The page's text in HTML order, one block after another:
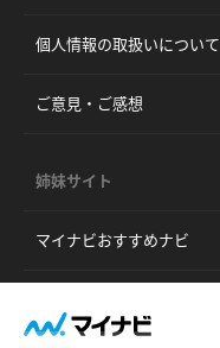
個人情報の取扱いについて
ご意見・ご感想
姉妹サイト
マイナビおすすめナビ